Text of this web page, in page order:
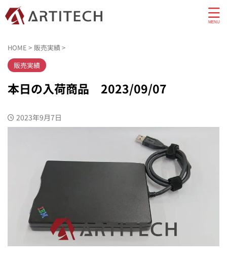
HOME > 販売実績>
販売実績
本日の入荷商品 2023/09/07
2023年9月7日